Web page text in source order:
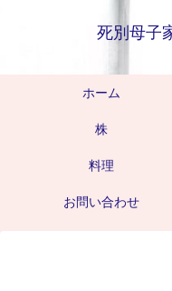
死別母子
ホーム
株
料理
お問い合わせ